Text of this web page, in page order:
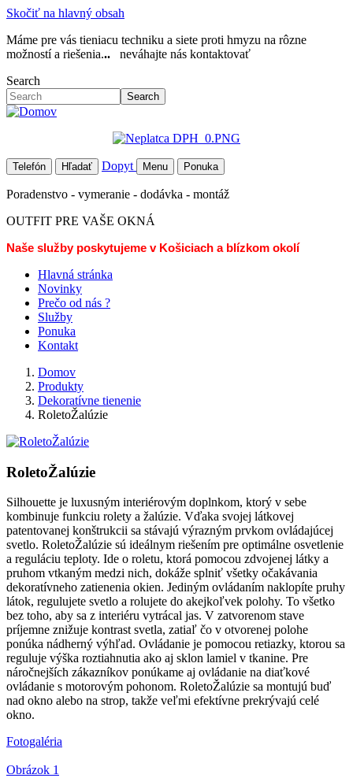
Skočiť na hlavný obsah
Máme pre vás tieniacu techniku a siete proti hmyzu na rôzne
možností a riešenia...
neváhajte nás kontaktovať
Search
Search
Telefón Hľadať Dopyt Menu Ponuka
Poradenstvo - vymeranie - dodávka - montáž
OUTFIT PRE VAŠE OKNÁ
Naše služby poskytujeme v Košiciach a blízkom okolí
Hlavná stránka
Novinky
Prečo od nás ?
Služby
Ponuka
Kontakt
Domov
Produkty
Dekoratívne tienenie
RoletoŽalúzie
RoletoŽalúzie
Silhouette je luxusným interiérovým doplnkom, ktorý v sebe
kombinuje funkciu rolety a žalúzie. Vďaka svojej látkovej
patentovanej konštrukcii sa stávajú výrazným prvkom ovládajúcej
svetlo. RoletoŽalúzie sú ideálnym riešením pre optimálne osvetlenie
a reguláciu teploty. Ide o roletu, ktorá pomocou zdvojenej látky a
pruhom vtkaným medzi nich, dokáže splniť všetky očakávania
dekoratívneho zatienenia okien. Jediným ovládaním naklopíte pruhy
látok, regulujete svetlo a rolujete do akejkoľvek polohy. To všetko
bez toho, aby sa z interiéru vytrácal jas. V zatvorenom stave
príjemne znižuje kontrast svetla, zatiaľ čo v otvorenej polohe
ponúka nádherný výhľad. Ovládanie je pomocou retiazky, ktorou sa
reguluje výška roztiahnutia ako aj sklon lamiel v tkanine. Pre
náročnejších zákazníkov ponúkame aj ovládanie na diaťkové
ovládanie s motorovým pohonom. RoletoŽalúzie sa montujú buď
nad okno alebo na strop, takže veľmi efektívne prekrývajú celé
okno.
Fotogaléria
Obrázok 1